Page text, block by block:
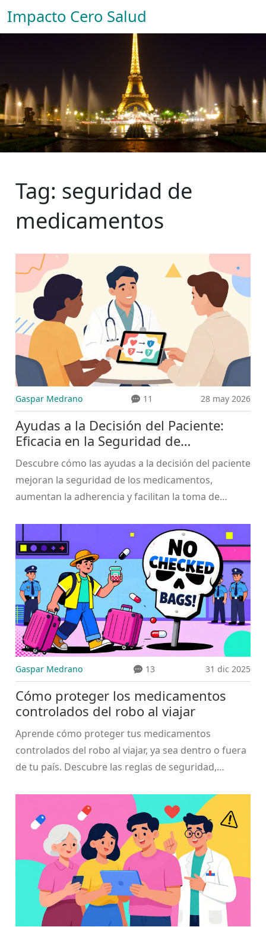
Impacto Cero Salud
Tag: seguridad de
medicamentos
Gaspar Medrano 11 28 may 2026
Ayudas a la Decisión del Paciente:
Eficacia en la Seguridad de
Medicamentos
Descubre cómo las ayudas a la decisión del paciente
mejoran la seguridad de los medicamentos,
aumentan la adherencia y facilitan la toma de
Gaspar Medrano 13 31 dic 2025
Cómo proteger los medicamentos
controlados del robo al viajar
Aprende cómo proteger tus medicamentos
controlados del robo al viajar, ya sea dentro o fuera
de tu país. Descubre las reglas de seguridad,
problemas legales y médicos.